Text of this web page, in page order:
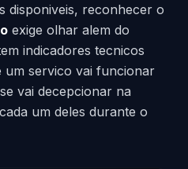
disponiveis, reconhecer o
exige olhar alem do
indicadores tecnicos
um servico vai funcionar
vai decepcionar na
um deles durante o